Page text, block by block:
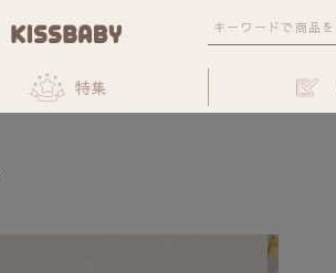
特集